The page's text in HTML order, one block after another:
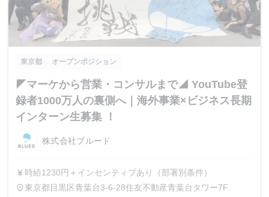
東京都 オープンポジション
◤マーケから営業・コンサルまで◢ YouTube登
録者1000万人の裏側へ｜海外事業×ビジネス長期
インターン生募集 ！
株式会社ブルード
currency_yen 時給1230円＋インセンティブあり（部署別条件）
place東京都目黒区青葉台3-6-28住友不動産青葉台タワー7F